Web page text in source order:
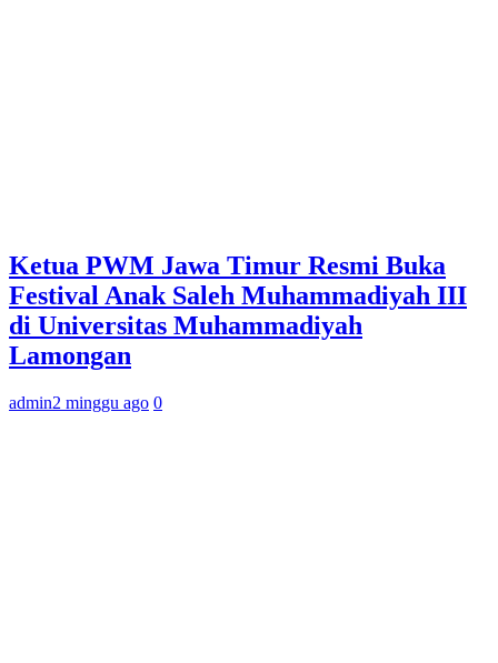
Ketua PWM Jawa Timur Resmi Buka
Festival Anak Saleh Muhammadiyah III
di Universitas Muhammadiyah
Lamongan
admin2 minggu ago 0